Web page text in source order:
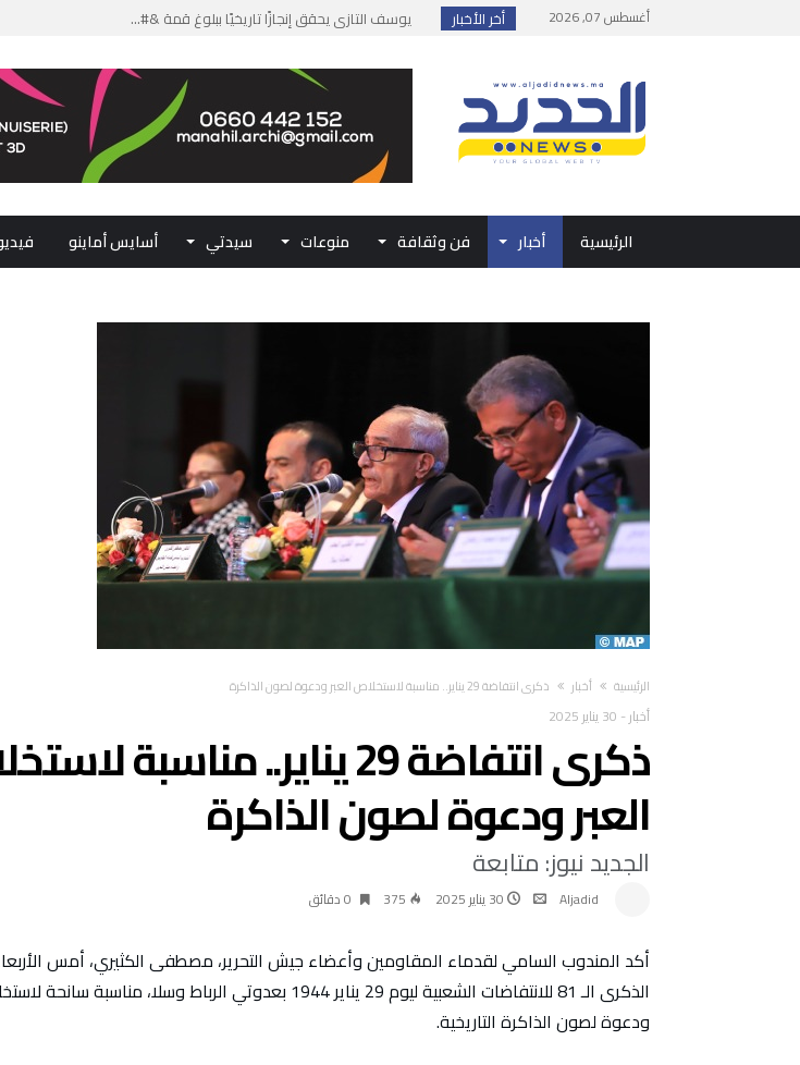
أغسطس 07, 2026 أخر الأخبار
إطلاق حصة إضافية من الدعم الاستثنائي لمهنيي ال...
بلاغ من الديوان الملكي...
حفل الولاء بتطوان.. ممثلو جهات المملكة يجددون ...
الرئيسية أخبار فن وثقافة منوعات سيدتي أسايس أماينو
‫الرئيسية‬ أخبار ذكرى انتفاضة 29 يناير.. مناسبة لاستخلاص العبر ودعوة لصون الذاكرة
أخبار- 30 يناير 2025
ذكرى انتفاضة 29 يناير.. مناسبة
العبر ودعوة لصون الذاكرة
الجديد نيوز: متابعة
Aljadid 30 يناير 2025 375 0 ‫دقائق‬
أكد المندوب السامي لقدماء المقاومين وأعضاء جيش التحرير، مصطفى الكثيري، أمس
الذكرى الـ 81 للانتفاضات الشعبية ليوم 29 يناير 1944 بعدوتي الرباط وسلا، مناسبة
ودعوة لصون الذاكرة التاريخية.